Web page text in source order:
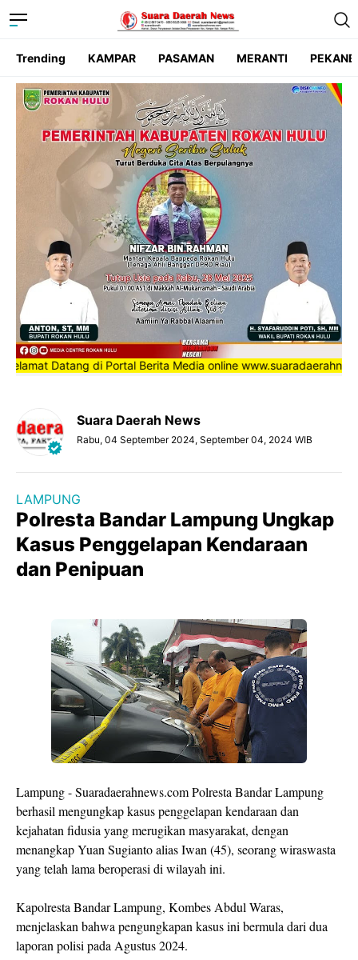
Trending KAMPAR PASAMAN MERANTI
Datang di Portal Berita Media online
Suara Daerah News
Rabu, 04 September 2024, September 04, 2024 WIB
LAMPUNG
Polresta Bandar Lampung Ungkap
Kasus Penggelapan Kendaraan
dan Penipuan
Lampung - Suaradaerahnews.com Polresta Bandar Lampung
berhasil mengungkap kasus penggelapan kendaraan dan
kejahatan fidusia yang merugikan masyarakat, dengan
menangkap Yuan Sugianto alias Iwan (45), seorang wiraswasta
yang telah lama beroperasi di wilayah ini.
Kapolresta Bandar Lampung, Kombes Abdul Waras,
menjelaskan bahwa pengungkapan kasus ini bermula dari dua
laporan polisi pada Agustus 2024.